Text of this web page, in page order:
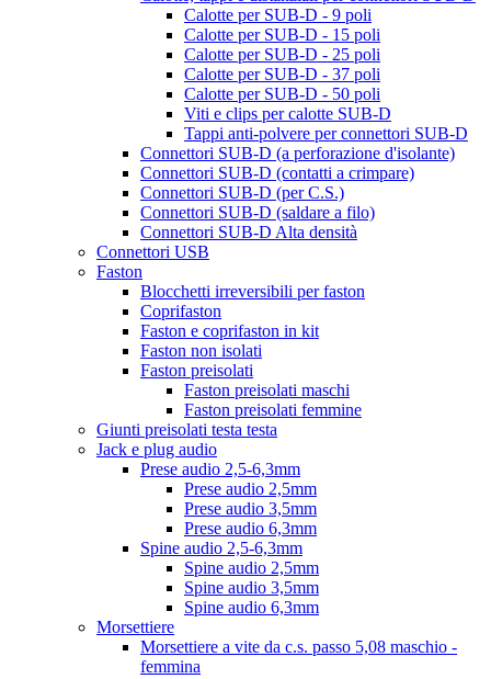
Calotte per SUB-D - 9 poli
Calotte per SUB-D - 15 poli
Calotte per SUB-D - 25 poli
Calotte per SUB-D - 37 poli
Calotte per SUB-D - 50 poli
Viti e clips per calotte SUB-D
Tappi anti-polvere per connettori SUB-D
Connettori SUB-D (a perforazione d'isolante)
Connettori SUB-D (contatti a crimpare)
Connettori SUB-D (per C.S.)
Connettori SUB-D (saldare a filo)
Connettori SUB-D Alta densità
Connettori USB
Faston
Blocchetti irreversibili per faston
Coprifaston
Faston e coprifaston in kit
Faston non isolati
Faston preisolati
Faston preisolati maschi
Faston preisolati femmine
Giunti preisolati testa testa
Jack e plug audio
Prese audio 2,5-6,3mm
Prese audio 2,5mm
Prese audio 3,5mm
Prese audio 6,3mm
Spine audio 2,5-6,3mm
Spine audio 2,5mm
Spine audio 3,5mm
Spine audio 6,3mm
Morsettiere
Morsettiere a vite da c.s. passo 5,08 maschio -
femmina